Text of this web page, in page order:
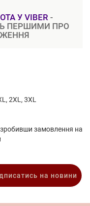
У VIBER -
ПЕРШИМИ ПРО
2XL, 3XL
замовлення на
на новини